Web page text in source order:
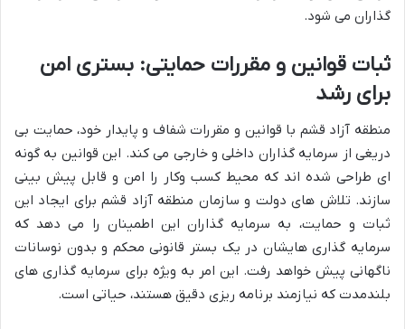
گذاران می شود.
ثبات قوانین و مقررات حمایتی: بستری امن
برای رشد
منطقه آزاد قشم با قوانین و مقررات شفاف و پایدار خود، حمایت بی
دریغی از سرمایه گذاران داخلی و خارجی می کند. این قوانین به گونه
ای طراحی شده اند که محیط کسب وکار را امن و قابل پیش بینی
سازند. تلاش های دولت و سازمان منطقه آزاد قشم برای ایجاد این
ثبات و حمایت، به سرمایه گذاران این اطمینان را می دهد که
سرمایه گذاری هایشان در یک بستر قانونی محکم و بدون نوسانات
ناگهانی پیش خواهد رفت. این امر به ویژه برای سرمایه گذاری های
بلندمدت که نیازمند برنامه ریزی دقیق هستند، حیاتی است.